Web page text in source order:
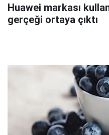
Huawei markası
gerçeği ortaya çıktı